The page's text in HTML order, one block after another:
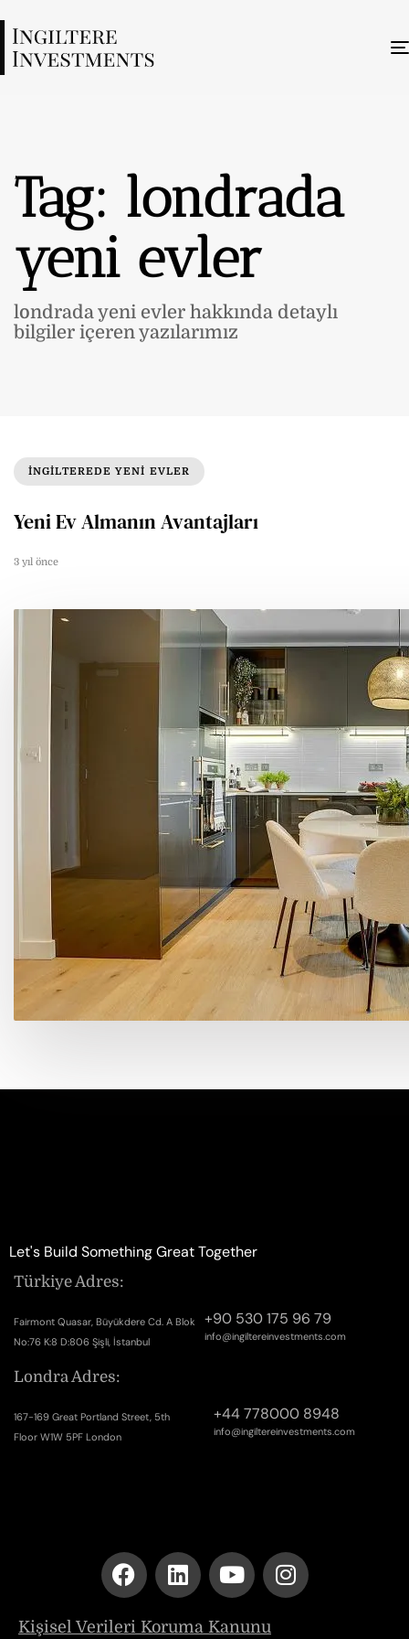
Tag: londrada
yeni evler
londrada yeni evler hakkında detaylı
bilgiler içeren yazılarımız
INGILTEREDE YENI EVLER
Yeni Ev Almanın Avantajları
3 yıl önce
Let's Build Something Great Together
Türkiye Adres:
Fairmont Quasar, Büyükdere Cd. A Blok
No:76 K:8 D:806 Şişli, İstanbul
+90 530 175 96 79
info@ingiltereinvestments.com
Londra Adres:
167-169 Great Portland Street, 5th
Floor W1W 5PF London
+44 778000 8948
info@ingiltereinvestments.com
Kişisel Verileri Koruma Kanunu